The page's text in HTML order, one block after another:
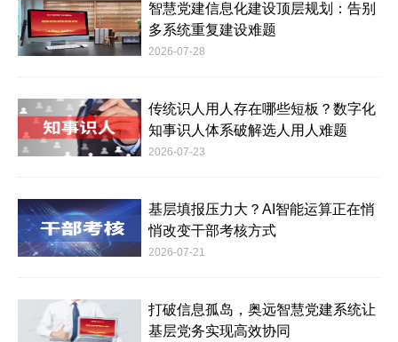
智慧党建信息化建设顶层规划：告别
多系统重复建设难题
2026-07-28
传统识人用人存在哪些短板？数字化
知事识人体系破解选人用人难题
2026-07-23
基层填报压力大？AI智能运算正在悄
悄改变干部考核方式
2026-07-21
打破信息孤岛，奥远智慧党建系统让
基层党务实现高效协同